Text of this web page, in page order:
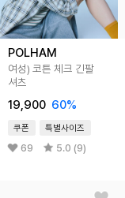
POLHAM
여성) 코튼 체크 긴팔
셔츠
19,900 60%
쿠폰 특별사이즈
69 5.0 (9)